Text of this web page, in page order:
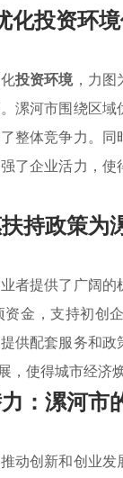
化投资环
投资环境，力图
漯河市围绕区
整体竞争力。
了企业活力，
持政策为
者提供了广阔的
金，支持初创
供配套服务和
，使得城市经济
：漯河市
动创新和创业